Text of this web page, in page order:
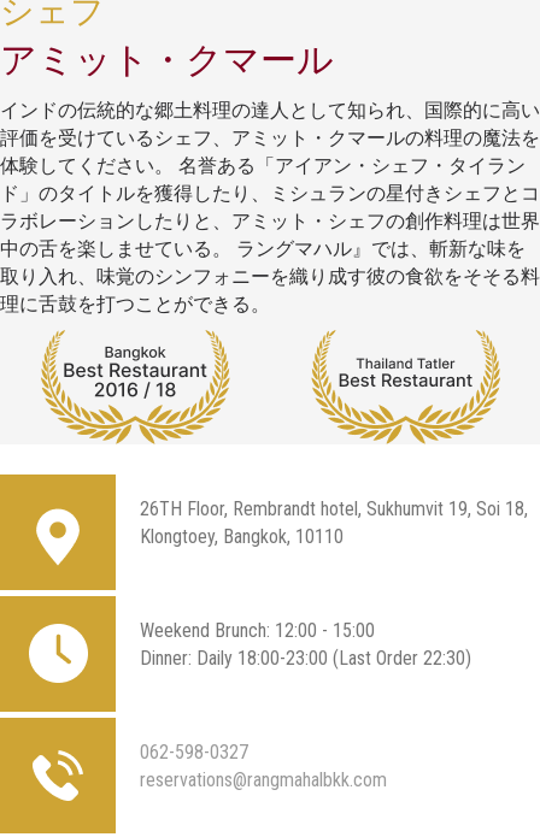
シェフ
アミット・クマール
インドの伝統的な郷土料理の達人として知られ、国際的に高い
評価を受けているシェフ、アミット・クマールの料理の魔法を
体験してください。 名誉ある「アイアン・シェフ・タイラン
ド」のタイトルを獲得したり、ミシュランの星付きシェフとコ
ラボレーションしたりと、アミット・シェフの創作料理は世界
中の舌を楽しませている。 ラングマハル』では、斬新な味を
取り入れ、味覚のシンフォニーを織り成す彼の食欲をそそる料
理に舌鼓を打つことができる。
26TH Floor, Rembrandt hotel, Sukhumvit 19, Soi 18,
Klongtoey, Bangkok, 10110
Weekend Brunch: 12:00 - 15:00
Dinner: Daily 18:00-23:00 (Last Order 22:30)
062-598-0327
reservations@rangmahalbkk.com